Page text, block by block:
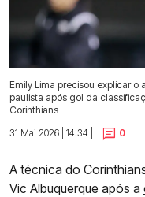
Emily Lima precisou explicar
paulista após gol da
Corinthians
31 Mai 2026 | 14:34 |
0
A técnica do
Vic Albuquerque após a